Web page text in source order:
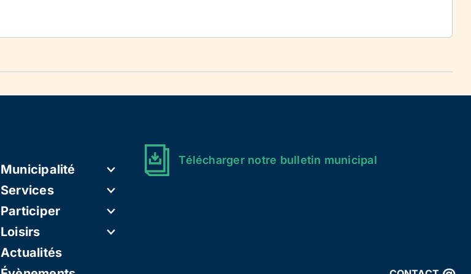
Municipalité
Services
Participer
Loisirs
Actualités
Télécharger notre bulletin municipal